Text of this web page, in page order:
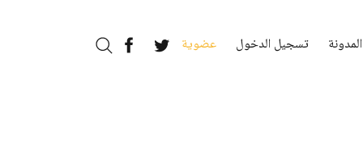
المدونة تسجيل الدخول عضوية